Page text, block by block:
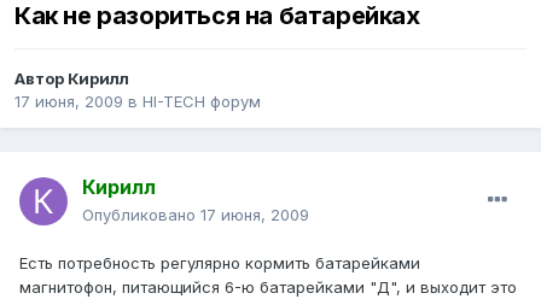
Как не разориться на батарейках
Автор Кирилл
17 июня, 2009 в HI-TECH форум
Кирилл
Опубликовано 17 июня, 2009
Есть потребность регулярно кормить батарейками
магнитофон, питающийся 6-ю батарейками "Д", и выходит это